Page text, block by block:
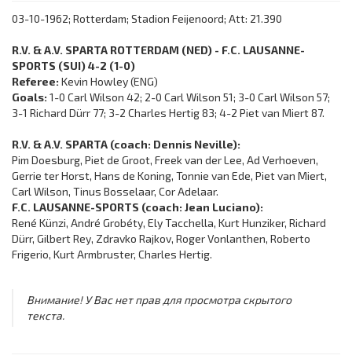
03-10-1962; Rotterdam; Stadion Feijenoord; Att: 21.390
R.V. & A.V. SPARTA ROTTERDAM (NED) - F.C. LAUSANNE-
SPORTS (SUI) 4-2 (1-0)
Referee: Kevin Howley (ENG)
Goals: 1-0 Carl Wilson 42; 2-0 Carl Wilson 51; 3-0 Carl Wilson 57;
3-1 Richard Dürr 77; 3-2 Charles Hertig 83; 4-2 Piet van Miert 87.
R.V. & A.V. SPARTA (coach: Dennis Neville):
Pim Doesburg, Piet de Groot, Freek van der Lee, Ad Verhoeven,
Gerrie ter Horst, Hans de Koning, Tonnie van Ede, Piet van Miert,
Carl Wilson, Tinus Bosselaar, Cor Adelaar.
F.C. LAUSANNE-SPORTS (coach: Jean Luciano):
René Künzi, André Grobéty, Ely Tacchella, Kurt Hunziker, Richard
Dürr, Gilbert Rey, Zdravko Rajkov, Roger Vonlanthen, Roberto
Frigerio, Kurt Armbruster, Charles Hertig.
Внимание! У Вас нет прав для просмотра скрытого
текста.